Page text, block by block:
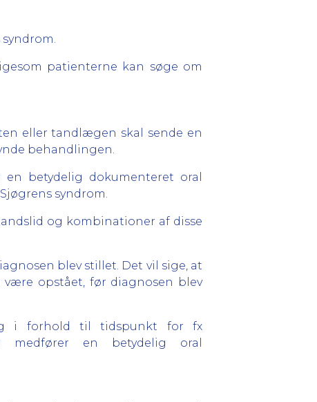
patienterne kan søge om
eller tandlægen skal sende en
behandlingen.
betydelig dokumenteret oral
syndrom.
og kombinationer af disse
blev stillet. Det vil sige, at
opstået, før diagnosen blev
i forhold til tidspunkt for fx
medfører en betydelig oral